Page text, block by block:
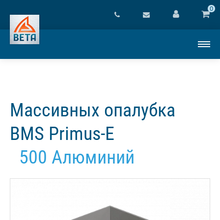
0
Массивных опалубка
BMS Primus-E
500 Алюминий